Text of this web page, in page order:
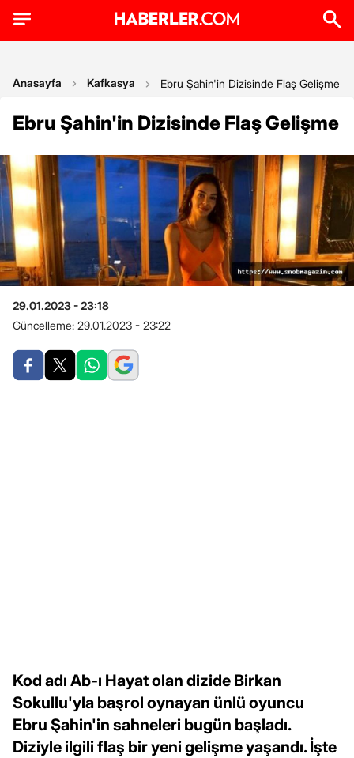
Anasayfa Kafkasya Ebru Şahin'in Dizisinde Flaş Gelişme
Ebru Şahin'in Dizisinde Flaş Gelişme
29.01.2023 - 23:18
Güncelleme: 29.01.2023 - 23:22
Kod adı Ab-ı Hayat olan dizide Birkan
Sokullu'yla başrol oynayan ünlü oyuncu
Ebru Şahin'in sahneleri bugün başladı.
Diziyle ilgili flaş bir yeni gelişme yaşandı. İşte